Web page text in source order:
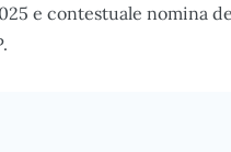
e contestuale nomina